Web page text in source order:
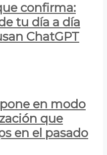
confirma:
tu día a día
ChatGPT
en modo
que
en el pasado